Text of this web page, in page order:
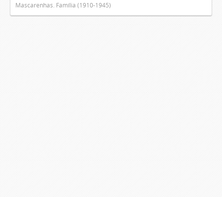
Mascarenhas. Família (1910-1945)